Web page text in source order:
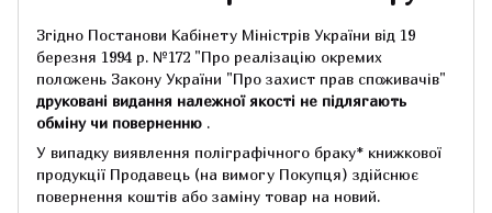
Згідно Постанови Кабінету Міністрів України від 19
березня 1994 р. №172 "Про реалізацію окремих
положень Закону України "Про захист прав споживачів"
друковані видання належної якості не підлягають
обміну чи поверненню .
У випадку виявлення поліграфічного браку* книжкової
продукції Продавець (на вимогу Покупця) здійснює
повернення коштів або заміну товар на новий.